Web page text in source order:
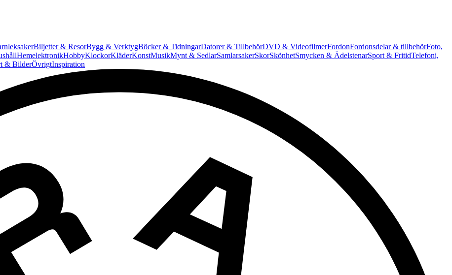
Biljetter & ResorBygg & VerktygBöcker & TidningarDatorer & TillbehörDVD & VideofilmerFordonFordonsdelar & tillbehörFoto,
HemelektronikHobbyKlockorKläderKonstMusikMynt & SedlarSamlarsakerSkorSkönhetSmycken & ÄdelstenarSport & FritidTelefoni,
& BilderÖvrigtInspiration